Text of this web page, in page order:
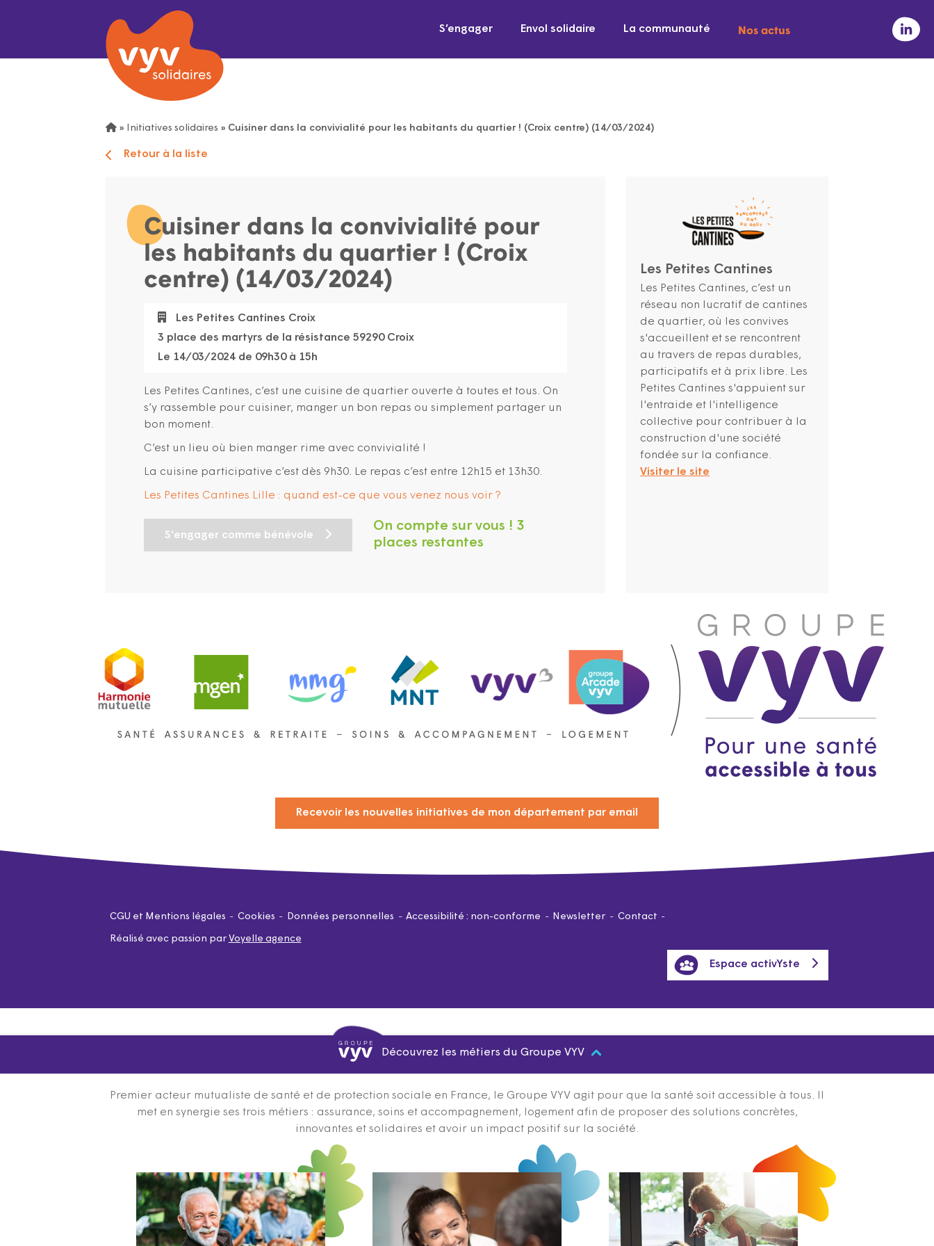
S’engager Envol solidaire La communauté Nos actus
» Initiatives solidaires » Cuisiner dans la convivialité pour les habitants du quartier ! (Croix centre) (14/03/2024)
Retour à la liste
Cuisiner dans la convivialité pour
les habitants du quartier ! (Croix
centre) (14/03/2024)
Les Petites Cantines Croix
3 place des martyrs de la résistance 59290 Croix
Le 14/03/2024 de 09h30 à 15h
Les Petites Cantines, c’est une cuisine de quartier ouverte à toutes et tous. On
s’y rassemble pour cuisiner, manger un bon repas ou simplement partager un
bon moment.
C’est un lieu où bien manger rime avec convivialité !
La cuisine participative c’est dès 9h30. Le repas c’est entre 12h15 et 13h30.
Les Petites Cantines Lille : quand est-ce que vous venez nous voir ?
S'engager comme bénévole
On compte sur vous ! 3
places restantes
Les Petites Cantines
Les Petites Cantines, c’est un
réseau non lucratif de cantines
de quartier, où les convives
s'accueillent et se rencontrent
au travers de repas durables,
participatifs et à prix libre. Les
Petites Cantines s'appuient sur
l'entraide et l'intelligence
collective pour contribuer à la
construction d'une société
fondée sur la confiance.
Visiter le site
Recevoir les nouvelles initiatives de mon département par email
CGU et Mentions légales Cookies Données personnelles Accessibilité : non-conforme Newsletter Contact
Réalisé avec passion par Voyelle agence
Espace activYste
Découvrez les métiers du Groupe VYV
Premier acteur mutualiste de santé et de protection sociale en France, le Groupe VYV agit pour que la santé soit accessible à tous. Il
met en synergie ses trois métiers : assurance, soins et accompagnement, logement afin de proposer des solutions concrètes,
innovantes et solidaires et avoir un impact positif sur la société.